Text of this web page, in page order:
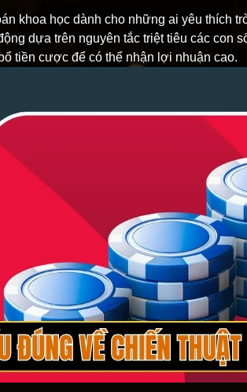
khoa học dành cho những ai yêu thích
dựa trên nguyên tắc triệt tiêu các con
tiền cược để có thể nhận lợi nhuận cao.